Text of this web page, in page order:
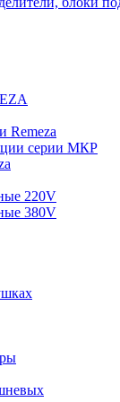
Remeza
серии МКР
220V
380V